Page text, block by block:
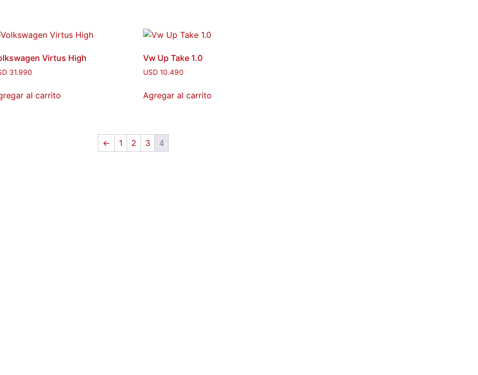
Virtus High
31.990
al carrito
Vw Up Take 1.0
USD10.490
Agregar al carrito
← 1 2 3 4